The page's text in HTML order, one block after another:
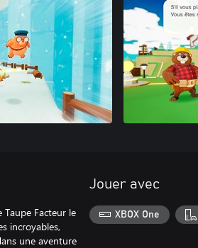
Facteur le
incroyables,
une aventure
Jouer avec
XBOX One